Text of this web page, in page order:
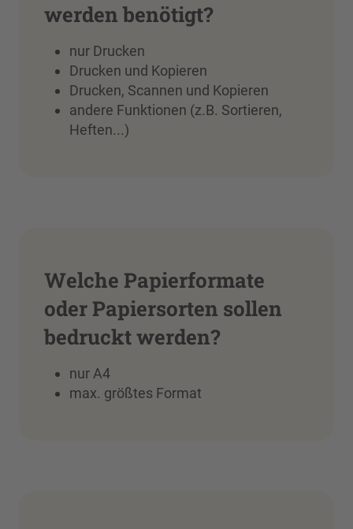
werden benötigt?
nur Drucken
Drucken und Kopieren
Drucken, Scannen und Kopieren
andere Funktionen (z.B. Sortieren,
Heften...)
Welche Papierformate
oder Papiersorten sollen
bedruckt werden?
nur A4
max. größtes Format